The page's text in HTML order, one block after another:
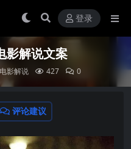
登录
影解说文案
电影解说 427 0
评论建议